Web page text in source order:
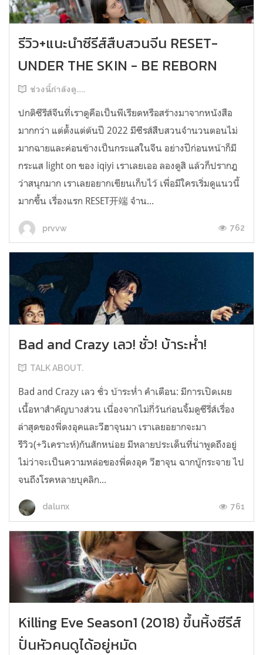
รีวิว+แนะนำซีรีส์สืบสวนจีน RESET-
UNDER THE SKIN - BE REBORN
ช่วงนี้กำลังดู.....
ปกติซีรีส์จีนที่เราดูคือเป็นพีเรียดหรือสร้างมาจากหนังสือ
มากกว่า แต่ตั้งแต่ต้นปี 2022 มีซีรส์สืบสวนจำนวนตอนไม่
มากฉายและค่อนข้างเป็นกระแสในจีน อย่างปีก่อนหน้าก็มี
กระแส light on ของ iqiyi เราเลยเออ ลองดูสิ แล้วก็ปรากฎ
ว่าสนุกมาก เราเลยอยากเขียนเก็บไว้ เพื่อมีใครเริ่มดูแนวนี้
มากขึ้น เรื่องแรก RESET开端 จำน...
prvvw 762
Bad and Crazy เลว! ชั่ว! บ้าระห่ำ!
TALK ABOUT.
Bad and Crazy เลว ชั่ว บ้าระห่ำ คำเตือน: มีการเปิดเผย
เนื้อหาสำคัญบางส่วน เนื่องจากไม่กี่วันก่อนจิ้มดูซีรี่ส์เรื่อง
ล่าสุดของพี่ดงอุคและวีฮาจุนมา เราเลยอยากจะมา
รีวิว(+วิเคราะห์)กันสักหน่อย มีหลายประเด็นที่น่าพูดถึงอยู่
ไม่ว่าจะเป็นความหล่อของพี่ดงอุค วีฮาจุน ฉากบู๊กระจาย ไป
จนถึงโรคหลายบุคลิก...
dalunx 761
Killing Eve Season1 (2018) ขึ้นหิ้งซีรีส์
ปั่นหัวคนดูได้อยู่หมัด